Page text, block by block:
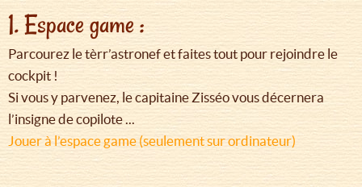
1. Espace game :
Parcourez le tèrr’astronef et faites tout pour rejoindre le
cockpit !
Si vous y parvenez, le capitaine Zisséo vous décernera
l’insigne de copilote ...
Jouer à l’espace game (seulement sur ordinateur)